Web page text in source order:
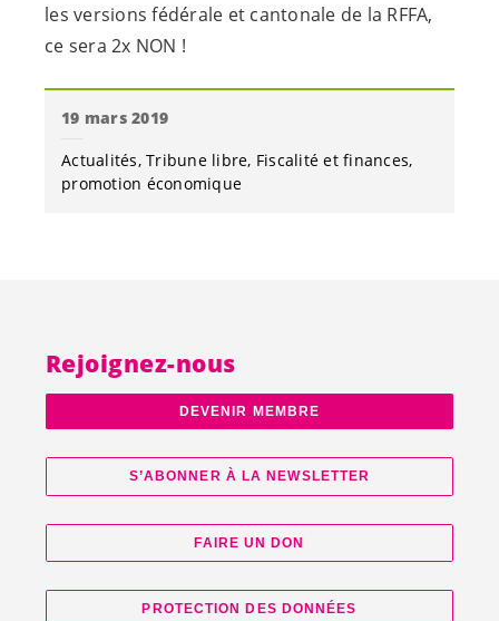
les versions fédérale et cantonale de la RFFA,
ce sera 2x NON !
19 mars 2019
Actualités Tribune libre Fiscalité et finances
promotion économique
Rejoignez-nous
DEVENIR MEMBRE
S’ABONNER À LA NEWSLETTER
FAIRE UN DON
PROTECTION DES DONNÉES